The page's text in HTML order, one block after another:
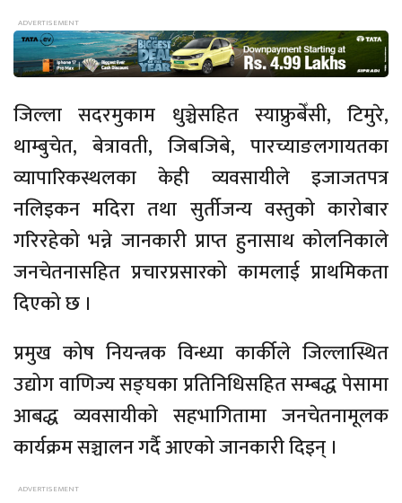
जिल्ला सदरमुकाम धुञ्चेसहित स्याफ्रुबेँसी, टिमुरे,
थाम्बुचेत, बेत्रावती, जिबजिबे, पारच्याङलगायतका
व्यापारिकस्थलका केही व्यवसायीले इजाजतपत्र
नलिइकन मदिरा तथा सुर्तीजन्य वस्तुको कारोबार
गरिरहेको भन्ने जानकारी प्राप्त हुनासाथ कोलनिकाले
जनचेतनासहित प्रचारप्रसारको कामलाई प्राथमिकता
दिएको छ ।
प्रमुख कोष नियन्त्रक विन्ध्या कार्कीले जिल्लास्थित
उद्योग वाणिज्य सङ्घका प्रतिनिधिसहित सम्बद्ध पेसामा
आबद्ध व्यवसायीको सहभागितामा जनचेतनामूलक
कार्यक्रम सञ्चालन गर्दै आएको जानकारी दिइन् ।